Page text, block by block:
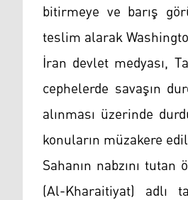
bitirmeye ve barış
teslim alarak
İran devlet medyası,
cephelerde savaşın
alınması üzerinde
konuların müzakere
Sahanın nabzını
(Al-Kharaitiyat) adlı